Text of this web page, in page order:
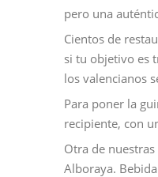
pero una
Cientos de
si tu objetivo es
los valencianos
Para poner la
recipiente, con
Otra de nuestras
Alboraya.